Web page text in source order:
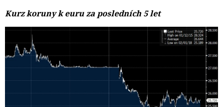
Kurz koruny k euru za posledních 5 let